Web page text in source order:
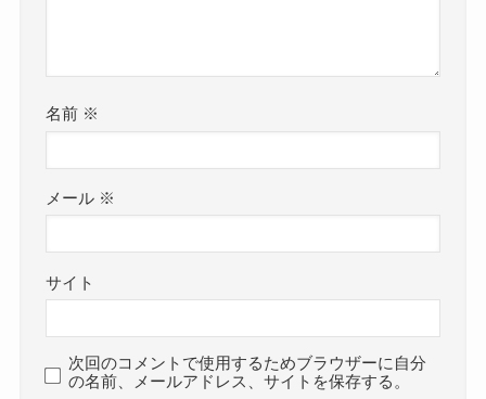
名前 ※
メール ※
サイト
次回のコメントで使用するためブラウザーに自分
の名前、メールアドレス、サイトを保存する。